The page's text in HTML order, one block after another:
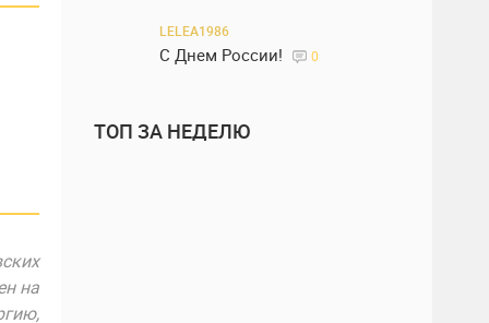
на
LELEA1986
С Днем России! 0
ТОП ЗА НЕДЕЛЮ